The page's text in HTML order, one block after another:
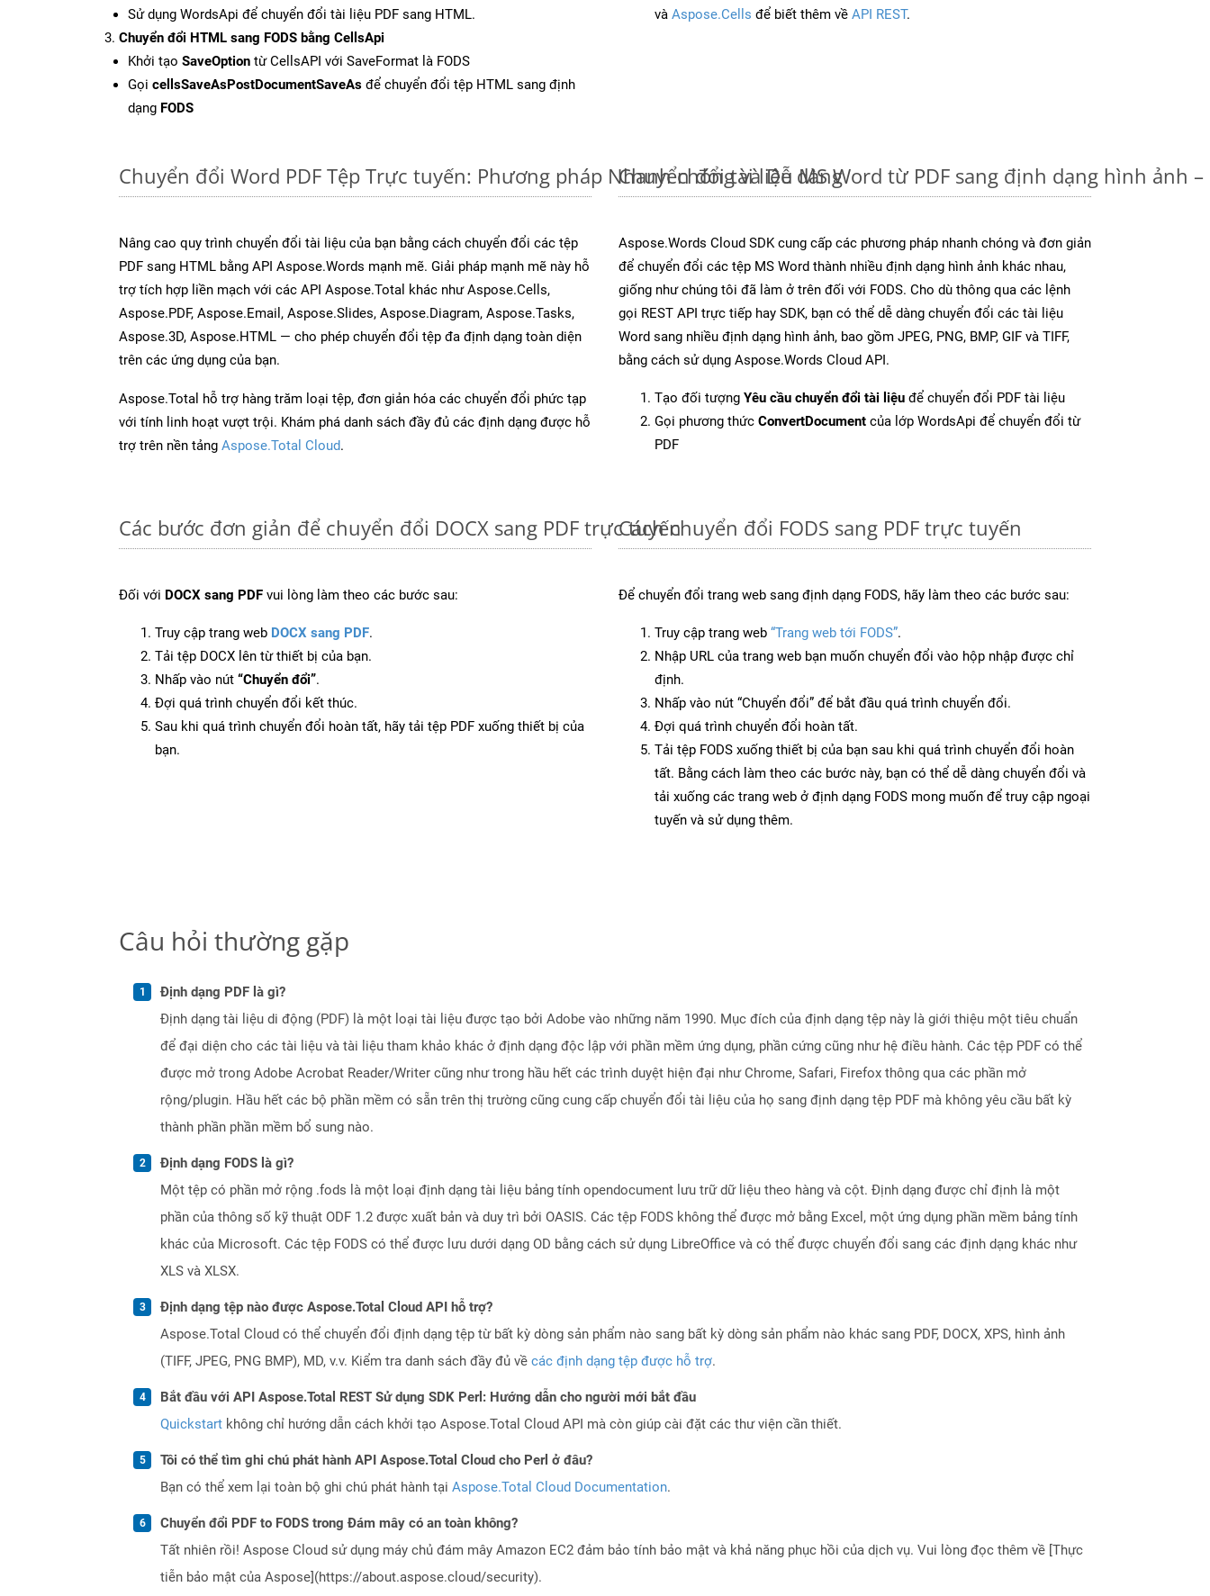
Sử dụng WordsApi để chuyển đổi tài liệu PDF sang HTML.
Chuyển đổi HTML sang FODS bằng CellsApi
Khởi tạo SaveOption từ CellsAPI với SaveFormat là FODS
Gọi cellsSaveAsPostDocumentSaveAs để chuyển đổi tệp HTML sang định
dạng FODS
và Aspose.Cells để biết thêm về API REST.
Chuyển đổi Word PDF Tệp Trực tuyến: Phương pháp Nhanh chóng và Dễ dàng
Nâng cao quy trình chuyển đổi tài liệu của bạn bằng cách chuyển đổi các tệp
PDF sang HTML bằng API Aspose.Words mạnh mẽ. Giải pháp mạnh mẽ này hỗ
trợ tích hợp liền mạch với các API Aspose.Total khác như Aspose.Cells,
Aspose.PDF, Aspose.Email, Aspose.Slides, Aspose.Diagram, Aspose.Tasks,
Aspose.3D, Aspose.HTML — cho phép chuyển đổi tệp đa định dạng toàn diện
trên các ứng dụng của bạn.
Aspose.Total hỗ trợ hàng trăm loại tệp, đơn giản hóa các chuyển đổi phức tạp
với tính linh hoạt vượt trội. Khám phá danh sách đầy đủ các định dạng được hỗ
trợ trên nền tảng Aspose.Total Cloud.
Chuyển đổi tài liệu MS Word từ PDF sang định dạng hình ảnh
Aspose.Words Cloud SDK cung cấp các phương pháp nhanh chóng và đơn giản
để chuyển đổi các tệp MS Word thành nhiều định dạng hình ảnh khác nhau,
giống như chúng tôi đã làm ở trên đối với FODS. Cho dù thông qua các lệnh
gọi REST API trực tiếp hay SDK, bạn có thể dễ dàng chuyển đổi các tài liệu
Word sang nhiều định dạng hình ảnh, bao gồm JPEG, PNG, BMP, GIF và TIFF,
bằng cách sử dụng Aspose.Words Cloud API.
Tạo đối tượng Yêu cầu chuyển đổi tài liệu để chuyển đổi PDF tài liệu
Gọi phương thức ConvertDocument của lớp WordsApi để chuyển đổi từ
PDF
Các bước đơn giản để chuyển đổi DOCX sang PDF trực tuyến
Đối với DOCX sang PDF vui lòng làm theo các bước sau:
Truy cập trang web DOCX sang PDF.
Tải tệp DOCX lên từ thiết bị của bạn.
Nhấp vào nút “Chuyển đổi”.
Đợi quá trình chuyển đổi kết thúc.
Sau khi quá trình chuyển đổi hoàn tất, hãy tải tệp PDF xuống thiết bị của
bạn.
Cách chuyển đổi FODS sang PDF trực tuyến
Để chuyển đổi trang web sang định dạng FODS, hãy làm theo các bước sau:
Truy cập trang web “Trang web tới FODS”.
Nhập URL của trang web bạn muốn chuyển đổi vào hộp nhập được chỉ
định.
Nhấp vào nút “Chuyển đổi” để bắt đầu quá trình chuyển đổi.
Đợi quá trình chuyển đổi hoàn tất.
Tải tệp FODS xuống thiết bị của bạn sau khi quá trình chuyển đổi hoàn
tất. Bằng cách làm theo các bước này, bạn có thể dễ dàng chuyển đổi và
tải xuống các trang web ở định dạng FODS mong muốn để truy cập ngoại
tuyến và sử dụng thêm.
Câu hỏi thường gặp
Định dạng PDF là gì?
Định dạng tài liệu di động (PDF) là một loại tài liệu được tạo bởi Adobe vào những năm 1990. Mục đích của định dạng tệp này là giới thiệu một tiêu chuẩn
để đại diện cho các tài liệu và tài liệu tham khảo khác ở định dạng độc lập với phần mềm ứng dụng, phần cứng cũng như hệ điều hành. Các tệp PDF có thể
được mở trong Adobe Acrobat Reader/Writer cũng như trong hầu hết các trình duyệt hiện đại như Chrome, Safari, Firefox thông qua các phần mở
rộng/plugin. Hầu hết các bộ phần mềm có sẵn trên thị trường cũng cung cấp chuyển đổi tài liệu của họ sang định dạng tệp PDF mà không yêu cầu bất kỳ
thành phần phần mềm bổ sung nào.
Định dạng FODS là gì?
Một tệp có phần mở rộng .fods là một loại định dạng tài liệu bảng tính opendocument lưu trữ dữ liệu theo hàng và cột. Định dạng được chỉ định là một
phần của thông số kỹ thuật ODF 1.2 được xuất bản và duy trì bởi OASIS. Các tệp FODS không thể được mở bằng Excel, một ứng dụng phần mềm bảng tính
khác của Microsoft. Các tệp FODS có thể được lưu dưới dạng OD bằng cách sử dụng LibreOffice và có thể được chuyển đổi sang các định dạng khác như
XLS và XLSX.
Định dạng tệp nào được Aspose.Total Cloud API hỗ trợ?
Aspose.Total Cloud có thể chuyển đổi định dạng tệp từ bất kỳ dòng sản phẩm nào sang bất kỳ dòng sản phẩm nào khác sang PDF, DOCX, XPS, hình ảnh
(TIFF, JPEG, PNG BMP), MD, v.v. Kiểm tra danh sách đầy đủ về các định dạng tệp được hỗ trợ.
Bắt đầu với API Aspose.Total REST Sử dụng SDK Perl: Hướng dẫn cho người mới bắt đầu
Quickstart không chỉ hướng dẫn cách khởi tạo Aspose.Total Cloud API mà còn giúp cài đặt các thư viện cần thiết.
Tôi có thể tìm ghi chú phát hành API Aspose.Total Cloud cho Perl ở đâu?
Bạn có thể xem lại toàn bộ ghi chú phát hành tại Aspose.Total Cloud Documentation.
Chuyển đổi PDF to FODS trong Đám mây có an toàn không?
Tất nhiên rồi! Aspose Cloud sử dụng máy chủ đám mây Amazon EC2 đảm bảo tính bảo mật và khả năng phục hồi của dịch vụ. Vui lòng đọc thêm về [Thực
tiễn bảo mật của Aspose](https://about.aspose.cloud/security).